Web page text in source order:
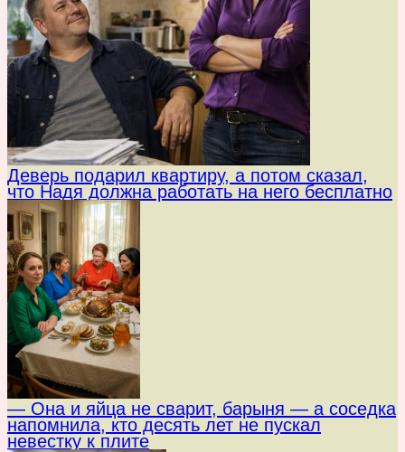
Деверь подарил квартиру, а потом сказал,
что Надя должна работать на него бесплатно
— Она и яйца не сварит, барыня — а соседка
напомнила, кто десять лет не пускал
невестку к плите